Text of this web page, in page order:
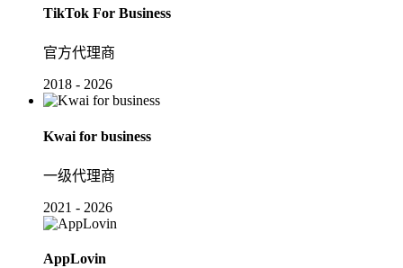
TikTok For Business
官方代理商
2018 - 2026
Kwai for business
一级代理商
2021 - 2026
AppLovin